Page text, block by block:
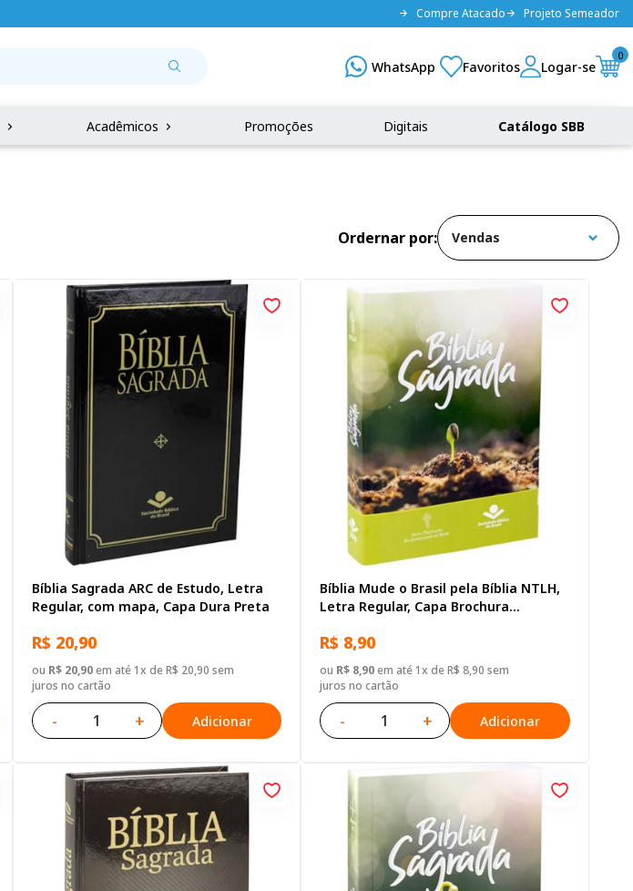
Compre Atacado Projeto Semeador
0
Acadêmicos Promoções Digitais Catálogo SBB
Ordernar por:
Bíblia Sagrada ARC de Estudo, Letra
Regular, com mapa, Capa Dura Preta
R$ 20,90
ou R$ 20,90em até 1x de R$ 20,90 sem
juros no cartão
- + Adicionar
Bíblia Mude o Brasil pela Bíblia NTLH,
Letra Regular, Capa Brochura
R$ 8,90
ou R$ 8,90em até 1x de R$ 8,90 sem
juros no cartão
- + Adicionar